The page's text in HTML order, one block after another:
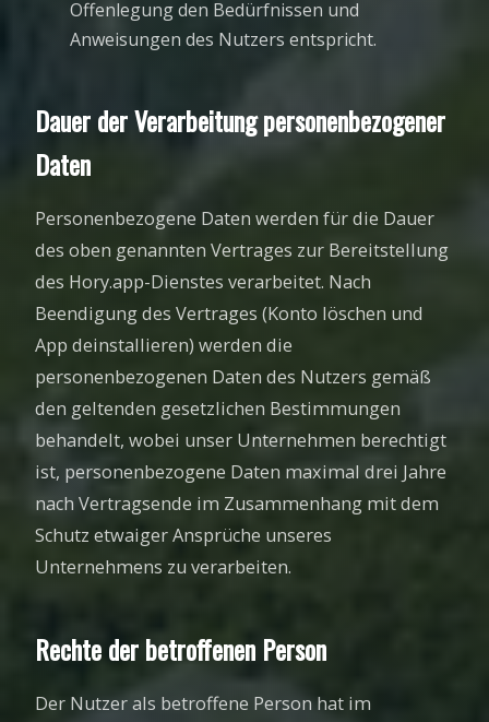
Offenlegung den Bedürfnissen und
Anweisungen des Nutzers entspricht.
Dauer der Verarbeitung personenbezogener
Daten
Personenbezogene Daten werden für die Dauer
des oben genannten Vertrages zur Bereitstellung
des Hory.app-Dienstes verarbeitet. Nach
Beendigung des Vertrages (Konto löschen und
App deinstallieren) werden die
personenbezogenen Daten des Nutzers gemäß
den geltenden gesetzlichen Bestimmungen
behandelt, wobei unser Unternehmen berechtigt
ist, personenbezogene Daten maximal drei Jahre
nach Vertragsende im Zusammenhang mit dem
Schutz etwaiger Ansprüche unseres
Unternehmens zu verarbeiten.
Rechte der betroffenen Person
Der Nutzer als betroffene Person hat im